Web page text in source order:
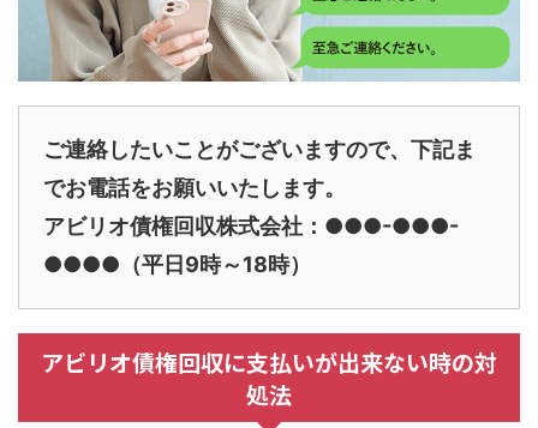
ご連絡したいことがございますので、下記ま
でお電話をお願いいたします。
アビリオ債権回収株式会社：●●●-●●●-
●●●●（平日9時～18時）
アビリオ債権回収に支払いが出来ない時の対
処法